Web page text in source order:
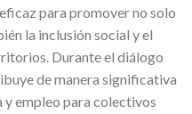
para promover no solo
la inclusión social y el
Durante el diálogo
de manera significativa
empleo para colectivos